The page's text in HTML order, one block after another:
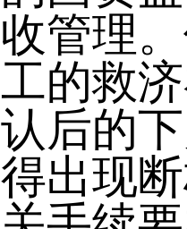
收管理
工的救
认后的
得出现